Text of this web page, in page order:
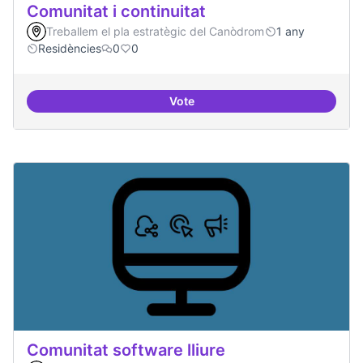
Comunitat i continuitat
Treballem el pla estratègic del Canòdrom
1 any
Residències
0 0
VoteComunitat i continuitat
Comunitat software lliure